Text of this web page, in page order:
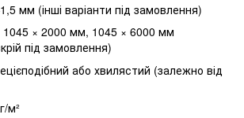
мм (інші варіанти під замовлення)
1045 × 2000 мм, 1045 × 6000 мм
під замовлення)
або хвилястий (залежно від
м²